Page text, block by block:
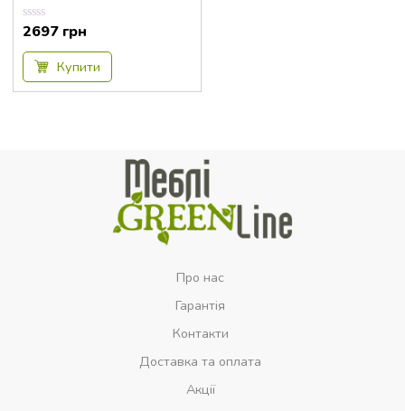
Оцінка
0.00
з
2697 грн
Купити
Про нас
Гарантія
Контакти
Доставка та оплата
Акції